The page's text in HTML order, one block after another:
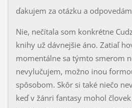
ďakujem za otázku a
Nie, nečítala som konkrétne
knihy už dávnejšie áno. Zatiaľ
momentálne sa týmto smerom
nevylučujem, možno inou
spôsobom. Skôr si také niečo
keď v žánri fantasy mohol